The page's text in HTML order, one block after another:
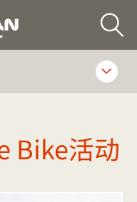
台旅会北京办事
Bike活动